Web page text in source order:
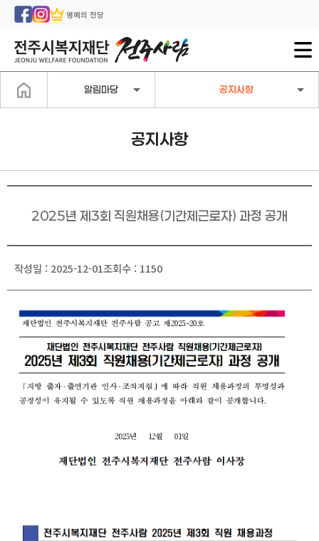
명예의 전당
알림마당 공지사항
공지사항
2025년 제3회 직원채용(기간제근로자) 과정 공개
작성일 : 2025-12-01조회수 : 1150